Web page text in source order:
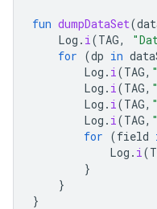
fun dumpDataSet(
Log . i(TAG,
for (dp in
Log . i(TAG,
Log . i(TAG,
Log . i(TAG,
Log . i(TAG,
for (field
Log . i(
}
}
}